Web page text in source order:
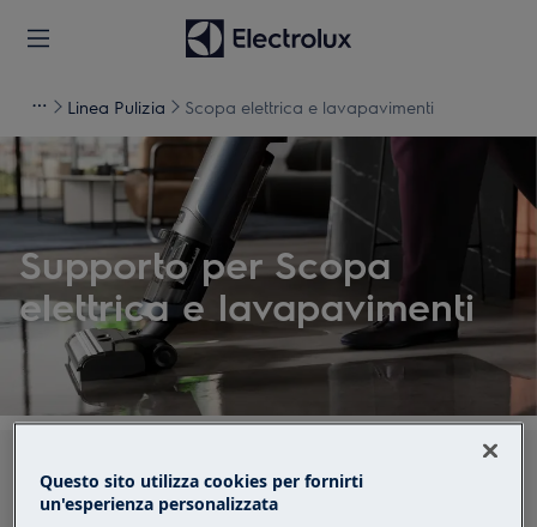
Linea Pulizia Scopa elettrica e lavapavimenti
Supporto per Scopa
elettrica e lavapavimenti
Cerca tra i nostri articoli di supporto
Questo sito utilizza cookies per fornirti
un'esperienza personalizzata